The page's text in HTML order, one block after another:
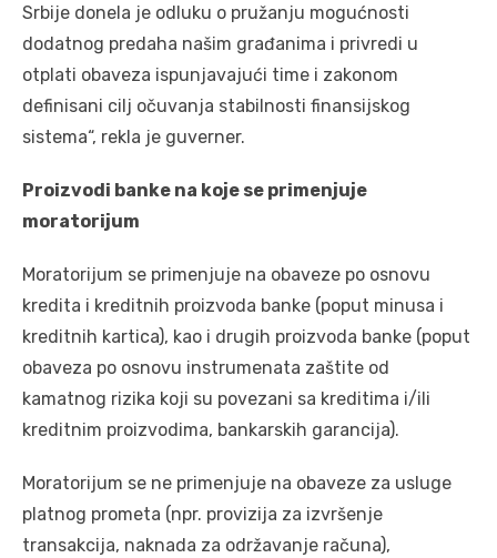
Srbije donela je odluku o pružanju mogućnosti
dodatnog predaha našim građanima i privredi u
otplati obaveza ispunjavajući time i zakonom
definisani cilj očuvanja stabilnosti finansijskog
sistema“, rekla je guverner.
Proizvodi banke na koje se primenjuje
moratorijum
Moratorijum se primenjuje na obaveze po osnovu
kredita i kreditnih proizvoda banke (poput minusa i
kreditnih kartica), kao i drugih proizvoda banke (poput
obaveza po osnovu instrumenata zaštite od
kamatnog rizika koji su povezani sa kreditima i/ili
kreditnim proizvodima, bankarskih garancija).
Moratorijum se ne primenjuje na obaveze za usluge
platnog prometa (npr. provizija za izvršenje
transakcija, naknada za održavanje računa),